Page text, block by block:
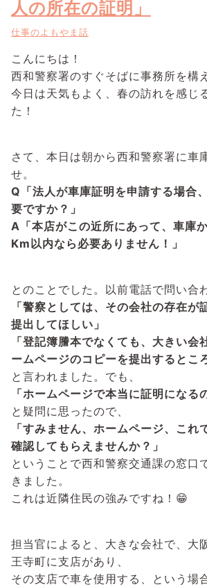
人の所在の証明」
仕事のよもやま話
こんにちは！
西和警察署のすぐそばに事務所を構
今日は天気もよく、春の訪れを感じ
た！
さて、本日は朝から西和警察署に車
せ。
Q「法人が車庫証明を申請する場合
要ですか？」
A「本店がこの近所にあって、車庫
Km以内なら必要ありません！」
とのことでした。以前電話で問い合
「警察としては、その会社の存在が
提出してほしい」
「登記簿謄本でなくても、大きい会
ームページのコピーを提出するとこ
と言われました。でも、
「ホームページで本当に証明になる
と疑問に思ったので、
「すみません、ホームページ、これ
確認してもらえませんか？」
ということで西和警察交通課の窓口
きました。
これは近隣住民の強みですね！😁
担当官によると、大きな会社で、大
王寺町に支店があり、
その支店で車を使用する、という場